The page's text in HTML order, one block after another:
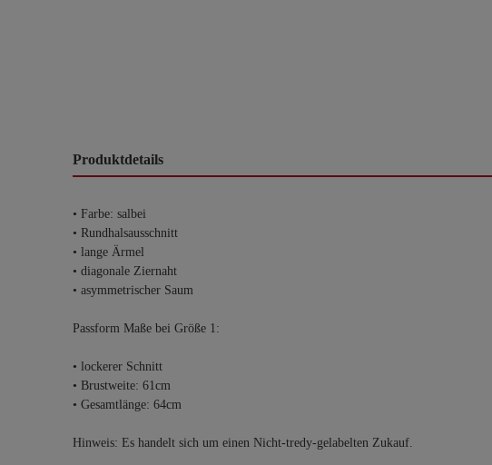
Produktdetails
• Farbe: salbei
• Rundhalsausschnitt
• lange Ärmel
• diagonale Ziernaht
• asymmetrischer Saum
Passform Maße bei Größe 1:
• lockerer Schnitt
• Brustweite: 61cm
• Gesamtlänge: 64cm
Hinweis: Es handelt sich um einen Nicht-tredy-gelabelten Zukauf.